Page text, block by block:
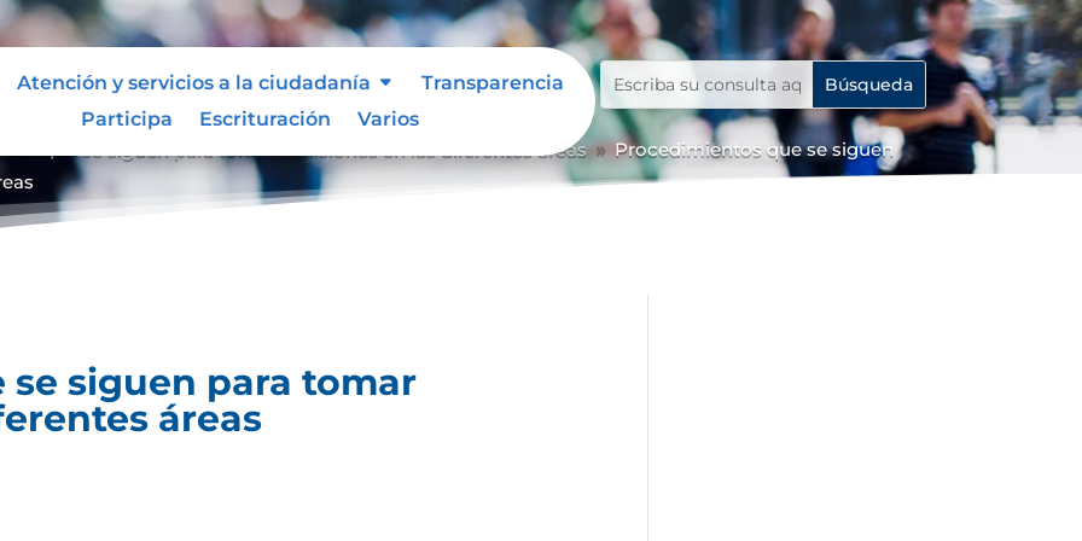
Atención y servicios a la ciudadanía
Transparencia
Participa
Escrituración
Varios
que se siguen para tomar decisiones en las diferentes áreas 9 Procedimientos que se siguen
siguen para tomar
áreas